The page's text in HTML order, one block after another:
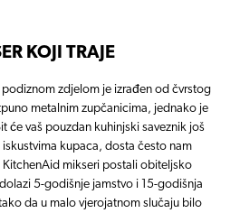
KOJI TRAJE
zdjelom je izrađen od čvrstog
metalnim zupčanicima, jednako je
će vaš pouzdan kuhinjski saveznik još
kupaca, dosta često nam
mikseri postali obiteljsko
5-godišnje jamstvo i 15-godišnja
da u malo vjerojatnom slučaju bilo